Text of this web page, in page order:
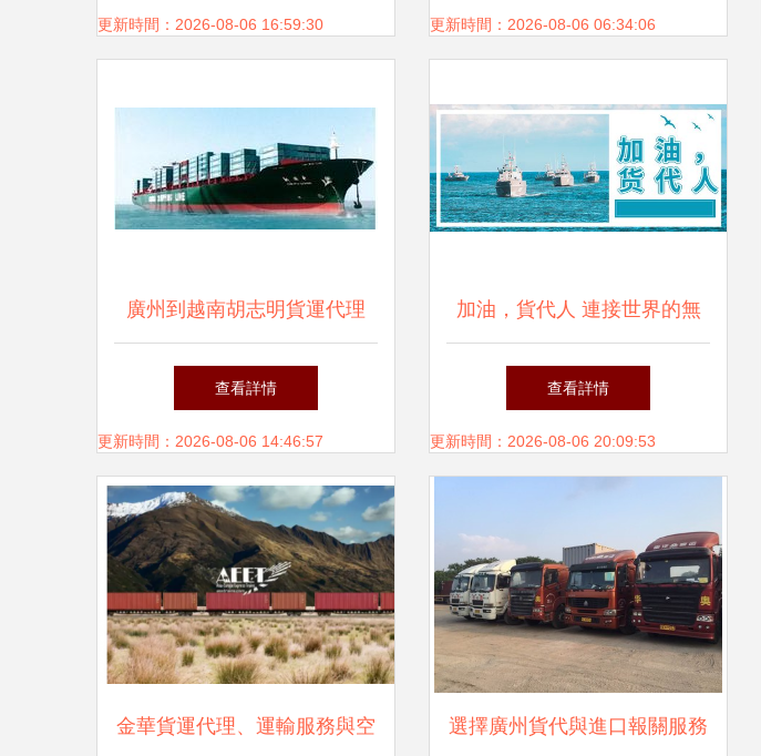
更新時間：2026-08-06 16:59:30 更新時間：2026-08-06 06:34:06
廣州到越南胡志明貨運代理
查看詳情
更新時間：2026-08-06 14:46:57
加油，貨代人 連接世界的無
名樞紐與嶄新未來
查看詳情
更新時間：2026-08-06 20:09:53
金華貨運代理、運輸服務與空 選擇廣州貨代與進口報關服務